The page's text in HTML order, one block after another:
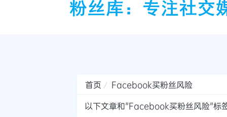
首页
Facebook买粉丝风险
以下文章和"Facebook买粉丝风险"标